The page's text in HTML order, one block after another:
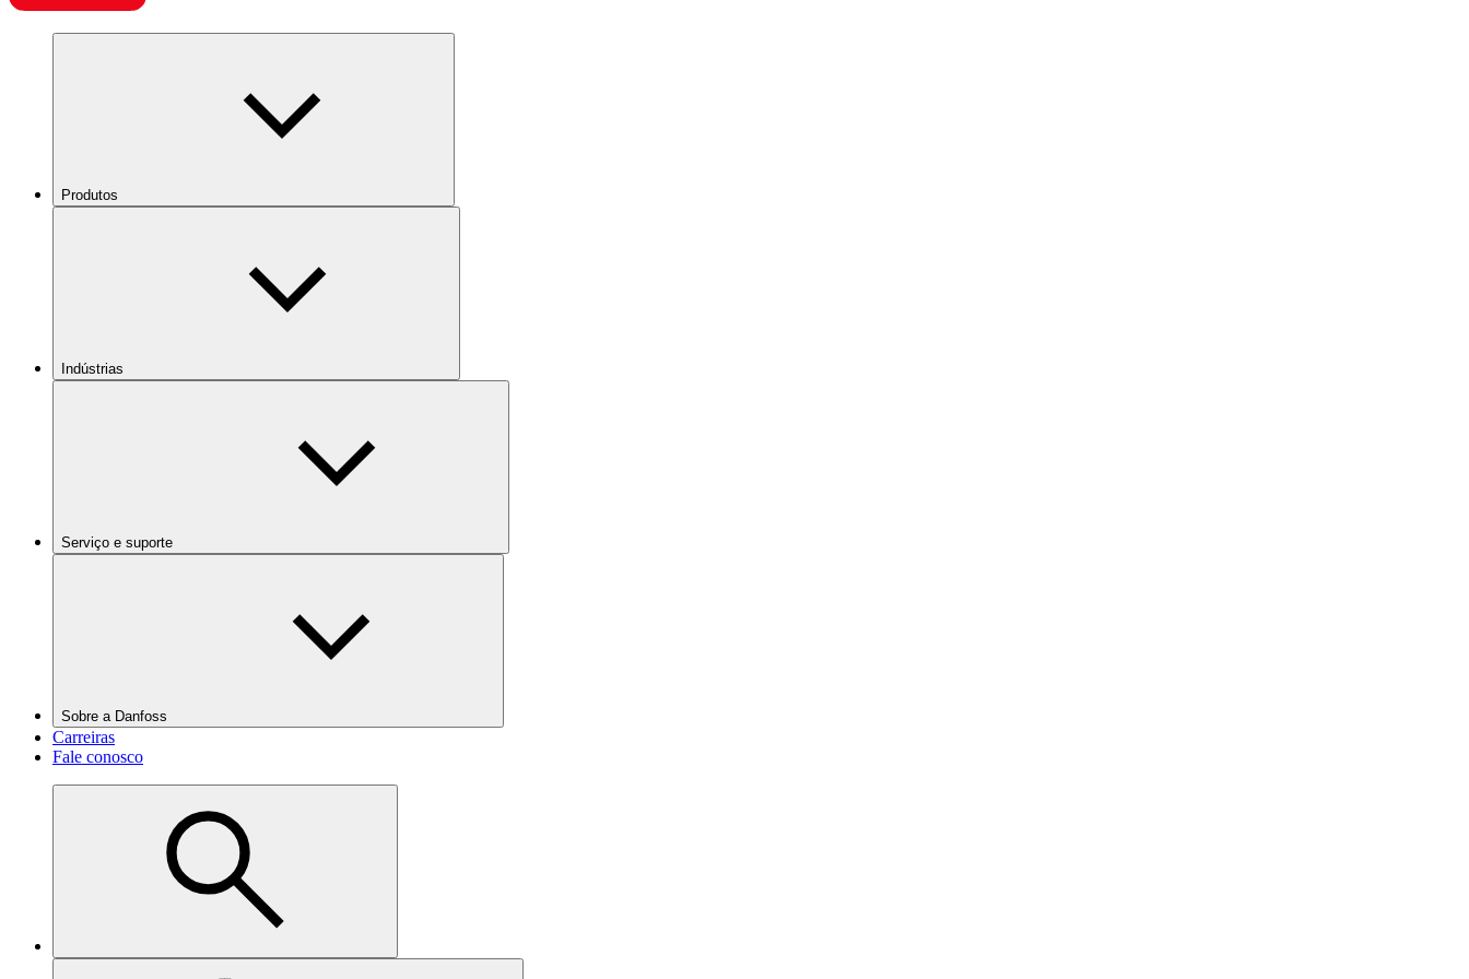
Produtos
Indústrias
Serviço e suporte
Sobre a Danfoss
Carreiras
Fale conosco